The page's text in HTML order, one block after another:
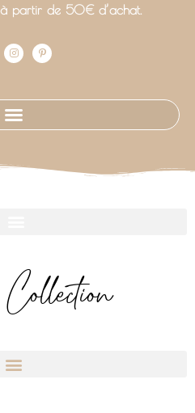
partir de 50€ d’achat.